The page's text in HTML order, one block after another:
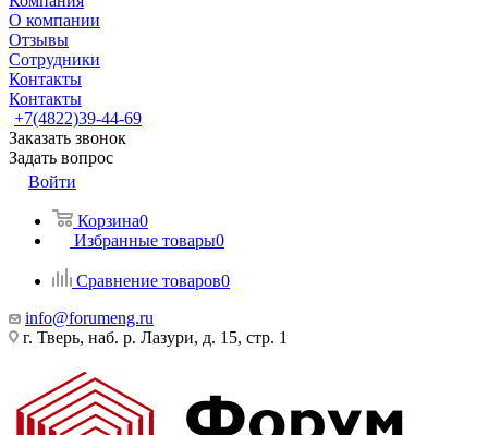
О компании
Отзывы
Сотрудники
Контакты
Контакты
+7(4822)39-44-69
Заказать звонок
Задать вопрос
Войти
Корзина0
Избранные товары0
Сравнение товаров0
info@forumeng.ru
г. Тверь, наб. р. Лазури, д. 15, стр. 1